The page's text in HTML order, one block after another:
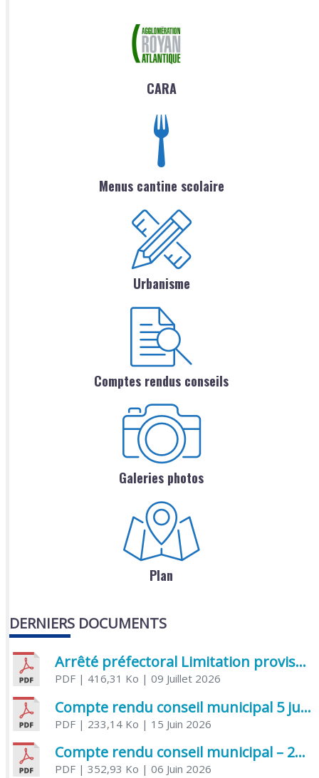
CARA
Menus cantine scolaire
Urbanisme
Comptes rendus conseils
Galeries photos
Plan
DERNIERS DOCUMENTS
Arrêté préfectoral Limitation provisoire des usages de l’eau
PDF| 416,31 Ko | 09 Juillet 2026
Compte rendu conseil municipal 5 juin 2026 sénatoriale
PDF| 233,14 Ko | 15 Juin 2026
Compte rendu conseil municipal – 21 avril 2026
PDF| 352,93 Ko | 06 Juin 2026